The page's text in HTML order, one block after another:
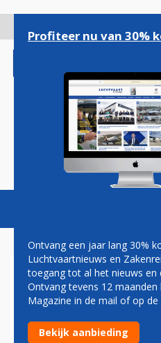
gaan
Magazine
RYANAIR
VOOR 150
10'EN PLUS
Profiteer nu van 30%
Ontvang een jaar lang 30%
Luchtvaartnieuws en
toegang tot al het nieuws en
Ontvang tevens 12
Magazine in de mail of op de
Bekijk aanbieding